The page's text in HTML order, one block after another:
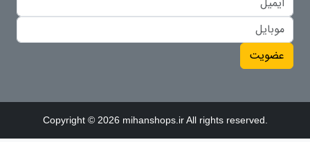
عضویت
Copyright © 2026 mihanshops.ir All rights reserved.